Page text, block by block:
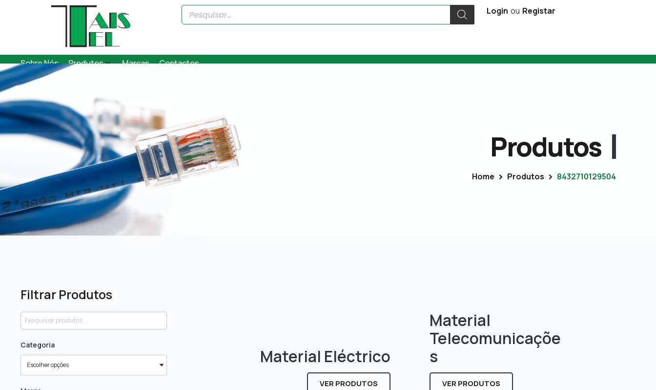
Login ou Registar
Sobre Nós Produtos Marcas Contactos
Produtos
Home Produtos 8432710129504
Filtrar Produtos
Categoria
Escolher opções Material Eléctrico
VER PRODUTOS
Material
Telecomunicaçõe
s
VER PRODUTOS